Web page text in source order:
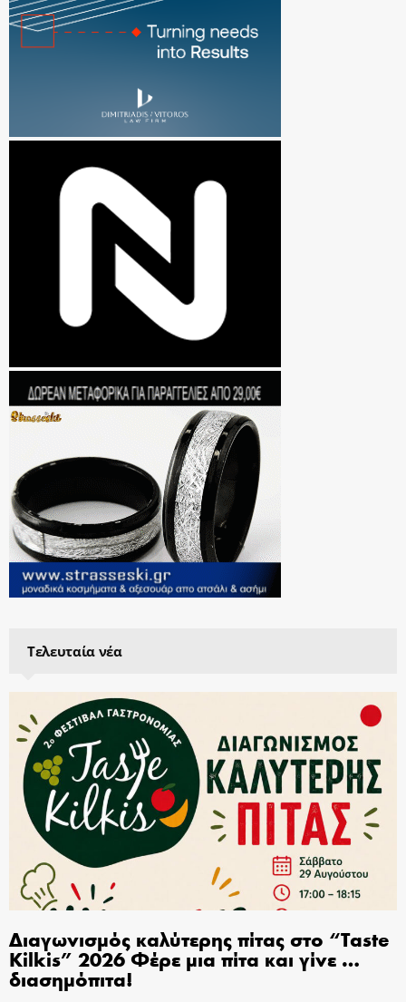
Τελευταία νέα
Διαγωνισμός καλύτερης πίτας στο “Taste
Kilkis” 2026 Φέρε μια πίτα και γίνε …
διασημόπιτα!